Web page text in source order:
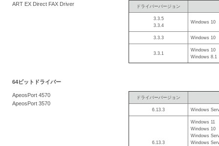
ART EX Direct FAX Driver ドライバーバージョン
3.3.5
3.3.4
Windows 10
3.3.3 Windows 10
3.3.1
Windows 10
Windows 8.1
64ビットドライバー
ApeosPort 4570
ApeosPort 3570
ドライバーバージョン
6.13.3 Windows
6.13.3
Windows 11
Windows 10
Windows
Windows